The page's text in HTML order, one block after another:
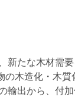
たな木材需要
木造化・木
出から、付